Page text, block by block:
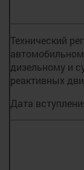
Технический
дизельному и
реактивных
Дата